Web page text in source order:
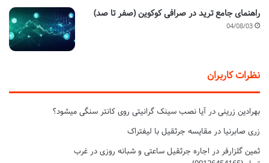
راهنمای جامع ترید در صرافی کوکوین (صفر تا صد)
04/08/03
نظرات کاربران
بهرادین زرینی در آیا نصب سینک گرانیتی روی کانتر سنگی میشود؟
زری صابرنیا در مقایسه جرثقیل با لیفتراک
ثمین گلزارفر در اجاره جرثقیل ساعتی و شبانه روزی در غرب